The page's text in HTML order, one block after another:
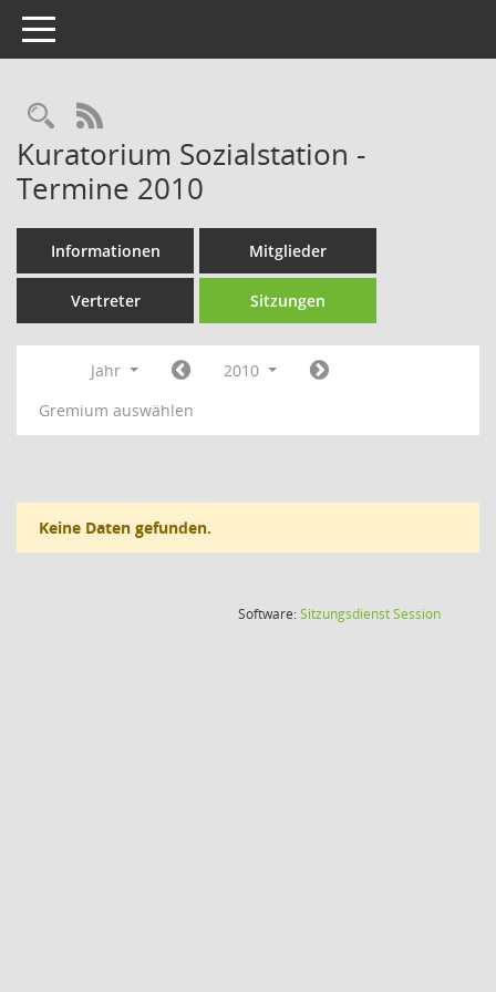
Toggle navigation
Rechercheauswahl
RSS-Feed
Kuratorium Sozialstation -
Termine 2010
Informationen Mitglieder
Vertreter Sitzungen
Jahr
2010
Gremium auswählen
Keine Daten gefunden.
Software:SitzungsdienstSession(Wird in